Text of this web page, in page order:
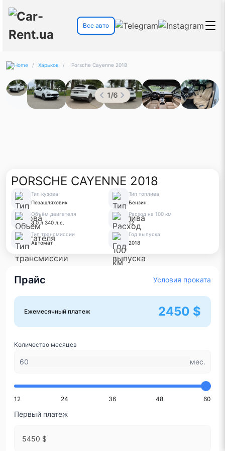
Все авто
/ Харьков / Porsche Cayenne 2018
1/6
PORSCHE CAYENNE 2018
Тип кузова
Позашляховик
Тип топлива
Бензин
Объём двигателя
3.0 л 340 л.с.
Расход на 100 км
12
Тип трансмиссии
Автомат
Год выпуска
2018
Прайс Условия проката
Ежемесячный платеж 2450 $
Количество месяцев
мес.
12 24 36 48 60
Первый платеж
5450 $